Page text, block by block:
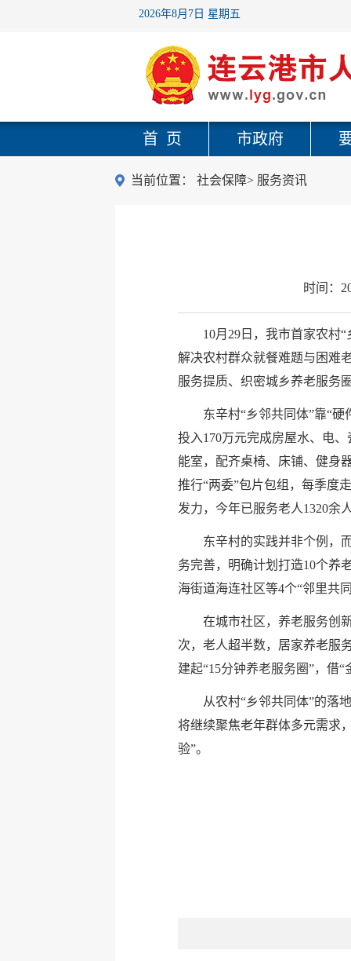
2026年8月7日 星期五
首 页 市政府
当前位置： 社会保障> 服务资讯
时间：
10月29日，我市首家农村
解决农村群众就餐难题与困难
服务提质、织密城乡养老服务
东辛村“乡邻共同体”靠“
投入170万元完成房屋水、电
能室，配齐桌椅、床铺、健身
推行“两委”包片包组，每季度
发力，今年已服务老人1320余
东辛村的实践并非个例，
务完善，明确计划打造10个养
海街道海连社区等4个“邻里共
在城市社区，养老服务创
次，老人超半数，居家养老服
建起“15分钟养老服务圈”，借
从农村“乡邻共同体”的落
将继续聚焦老年群体多元需求
验”。